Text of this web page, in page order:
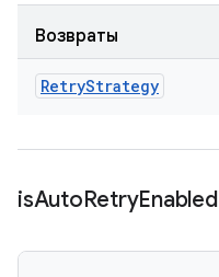
Возвраты
RetryStrategy
isAutoRetryEnabled